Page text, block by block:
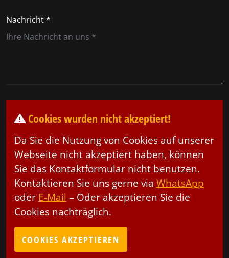
Nachricht *
Cookies wurden nicht akzeptiert!
Da Sie die Nutzung von Cookies auf unserer
Webseite nicht akzeptiert haben, können
Sie das Kontaktformular nicht benutzen.
Kontaktieren Sie uns gerne via WhatsApp
oder E-Mail – Oder akzeptieren Sie die
Cookies nachträglich.
COOKIES AKZEPTIEREN